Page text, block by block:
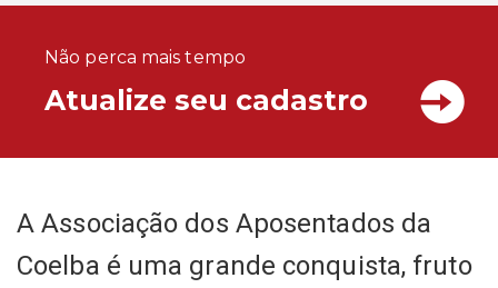
Não perca mais tempo
Atualize seu cadastro
A Associação dos Aposentados da
Coelba é uma grande conquista, fruto